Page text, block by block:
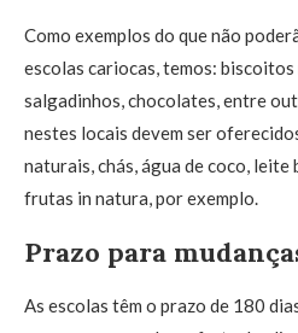
Como exemplos do que não
escolas cariocas, temos:
salgadinhos, chocolates, entre
nestes locais devem ser
naturais, chás, água de coco,
frutas in natura, por exemplo.
Prazo para
As escolas têm o prazo de 180